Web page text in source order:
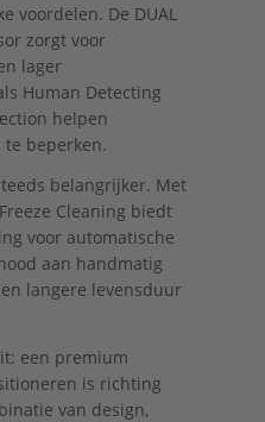
voordelen. De DUAL
zorgt voor
lager
Human Detecting
helpen
beperken.
belangrijker. Met
Cleaning biedt
voor automatische
aan handmatig
langere levensduur
een premium
is richting
van design,